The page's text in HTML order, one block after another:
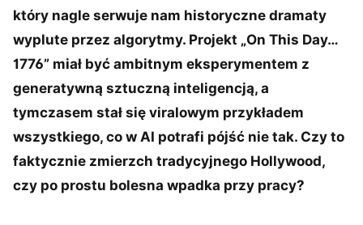
który nagle serwuje nam historyczne dramaty
wyplute przez algorytmy. Projekt „On This Day…
1776” miał być ambitnym eksperymentem z
generatywną sztuczną inteligencją, a
tymczasem stał się viralowym przykładem
wszystkiego, co w AI potrafi pójść nie tak. Czy to
faktycznie zmierzch tradycyjnego Hollywood,
czy po prostu bolesna wpadka przy pracy?